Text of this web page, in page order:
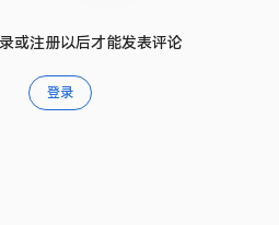
或注册以后才能发表评论
登录